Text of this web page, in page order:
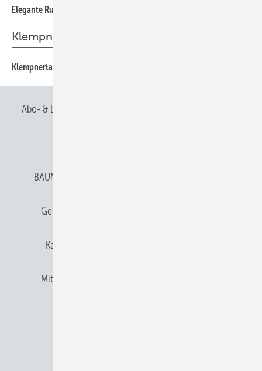
Elegante Ruhestätte
Klempnertainment
Klempnertainment
Abo- & Leserservice
BAUMETALL abonnieren
Gentner Verlag
Karriere bei Gentner
Mitgliedschaften und Engagement